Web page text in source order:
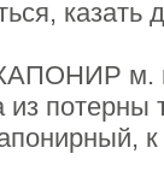
казать
м.
из потерны